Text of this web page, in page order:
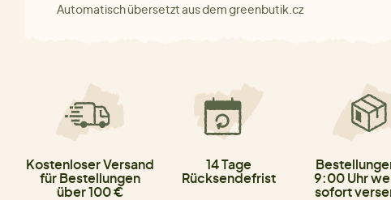
Automatisch übersetzt aus dem greenbutik.cz
Kostenloser Versand
für Bestellungen
über 100 €
14 Tage
Rücksendefrist
9:00 Uhr
sofort